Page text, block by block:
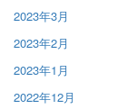
2023年3月
2023年2月
2023年1月
2022年12月